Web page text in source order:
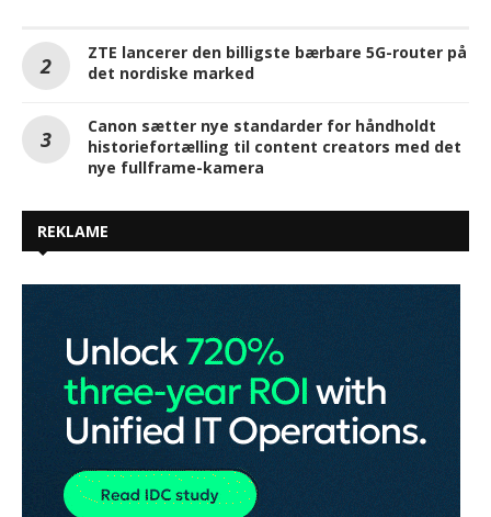
ZTE lancerer den billigste bærbare 5G-router på
det nordiske marked
Canon sætter nye standarder for håndholdt
historiefortælling til content creators med det
nye fullframe-kamera
REKLAME